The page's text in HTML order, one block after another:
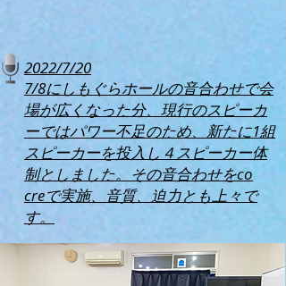
2022/7/20
7/8にしもぐらホールの音合わせで会
場が広くなった分、現行のスピーカ
ーではパワー不足のため、新たに1組
スピーカーを投入し４スピーカー体
制としました。その音合わせをco
creで実施、音質、迫力とも上々で
す。